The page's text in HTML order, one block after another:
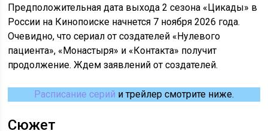
Предположительная дата выхода 2 сезона «Цикады» в
России на Кинопоиске начнется 7 ноября 2026 года.
Очевидно, что сериал от создателей «Нулевого
пациента», «Монастыря» и «Контакта» получит
продолжение. Ждем заявлений от создателей.
Расписание серий и трейлер смотрите ниже.
Сюжет